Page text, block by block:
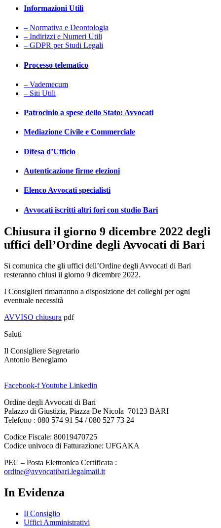
Informazioni Utili
– Normativa e Deontologia
– Indirizzi e Numeri Utili
– GDPR per Studi Legali
Processo telematico
– Vademecum
– Siti Utili
Patrocinio a spese dello Stato: Avvocati
Mediazione Civile e Commerciale
Difesa d’Ufficio
Autenticazione firme elezioni
Elenco Avvocati specialisti
Avvocati iscritti altri fori con studio Bari
Chiusura il giorno 9 dicembre 2022 degli
uffici dell’Ordine degli Avvocati di Bari
Si comunica che gli uffici dell’Ordine degli Avvocati di Bari
resteranno chiusi il giorno 9 dicembre 2022.
I Consiglieri rimarranno a disposizione dei colleghi per ogni
eventuale necessità
AVVISO chiusura pdf
Saluti
Il Consigliere Segretario
Antonio Benegiamo
Facebook-fYoutube Linkedin
Ordine degli Avvocati di Bari
Palazzo di Giustizia, Piazza De Nicola 70123 BARI
Telefono : 080 574 91 54 / 080 527 73 24
Codice Fiscale: 80019470725
Codice univoco di Fatturazione: UFGAKA
PEC – Posta Elettronica Certificata :
ordine@avvocatibari.legalmail.it
In Evidenza
Il Consiglio
Uffici Amministrativi